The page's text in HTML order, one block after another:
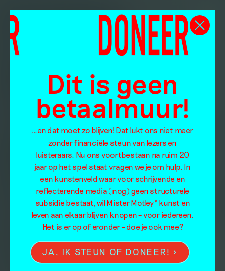
Dit is geen
betaalmuur!
…en dat moet zo blijven! Dat lukt ons niet meer
zonder financiële steun van lezers en
luisteraars. Nu ons voortbestaan na ruim 20
jaar op het spel staat vragen we je om hulp. In
een kunstenveld waar voor schrijvende en
reflecterende media (nog) geen structurele
subsidie bestaat, wil Mister Motley* kunst en
leven aan elkaar blijven knopen – voor iedereen.
Het is er op of eronder – doe je ook mee?
JA, IK STEUN OF DONEER!